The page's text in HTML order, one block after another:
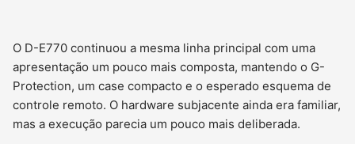
O D-E770 continuou a mesma linha principal com uma
apresentação um pouco mais composta, mantendo o G-
Protection, um case compacto e o esperado esquema de
controle remoto. O hardware subjacente ainda era familiar,
mas a execução parecia um pouco mais deliberada.